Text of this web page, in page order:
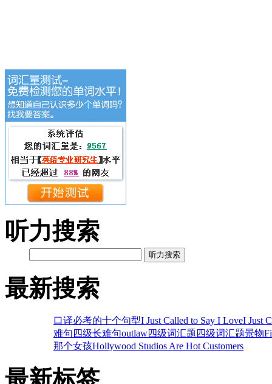
听力搜索
听力搜索
最新搜索
口译必考的十个句型I Just Called to Say I LoveI Just
难句 四级长难句outlaw四级词汇题 四级词汇题景物
那个女孩Hollywood Studios Are Hot Customers
最新标签